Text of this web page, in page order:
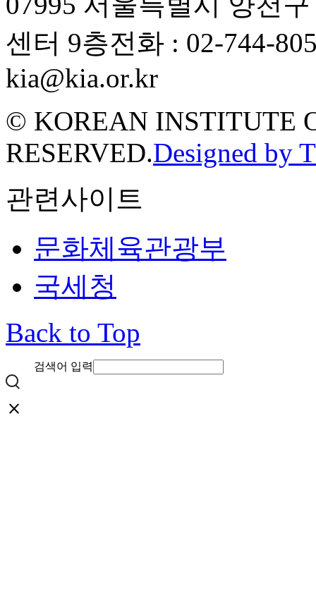
센터 9층전화 : 02-744-
kia@kia.or.kr
© KOREAN INSTITUTE
RESERVED.Designed by
관련사이트
문화체육관광부
국세청
Back to Top
검색어 입력
close